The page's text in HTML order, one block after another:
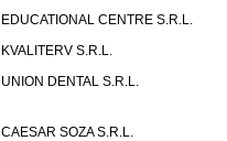
EDUCATIONAL CENTRE S.R.L.
KVALITERV S.R.L.
UNION DENTAL S.R.L.
CAESAR SOZA S.R.L.